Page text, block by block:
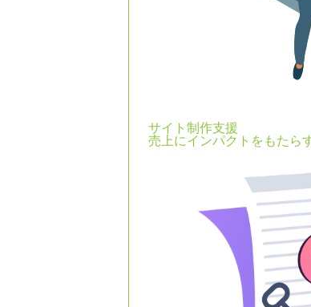
サイト制作支援
売上にインパクトをもたら